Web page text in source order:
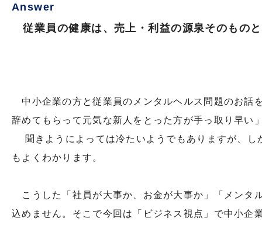
Answer
従業員の健康は、売上・利益の源泉そのもの
中小企業の方と従業員のメンタルヘルス問題のお話
辞めてもらって元気な新人をとった方が手っ取り早
聞きようによっては冷たいようでもありますが、し
もよくわかります。
こうした「社員が大事か、お金が大事か」「メンタ
込めません。そこで今回は「ビジネス視点」で中小企